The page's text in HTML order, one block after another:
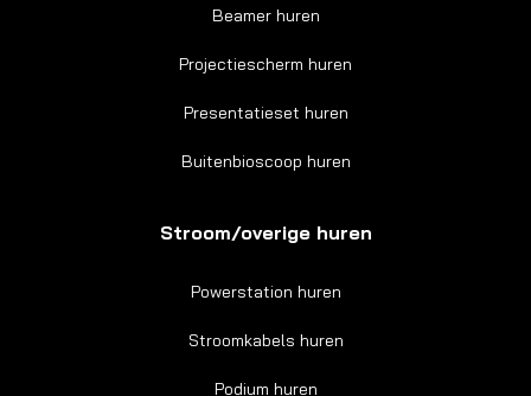
Beamer huren
Projectiescherm huren
Presentatieset huren
Buitenbioscoop huren
Stroom/overige huren
Powerstation huren
Stroomkabels huren
Podium huren